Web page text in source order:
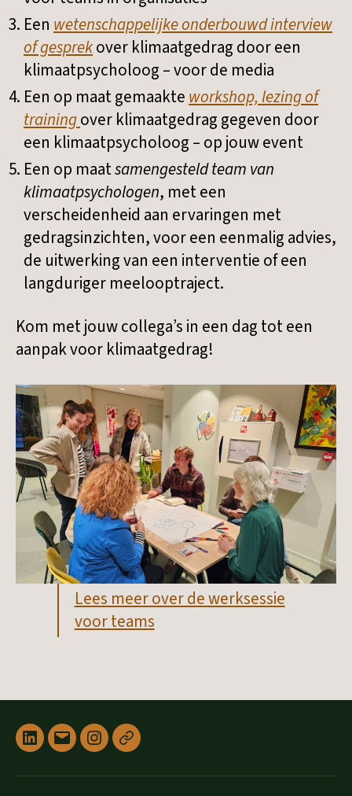
Een wetenschappelijke onderbouwd interview
of gesprekover klimaatgedrag door een
klimaatpsycholoog – voor de media
Een op maat gemaakte workshop, lezing of
trainingover klimaatgedrag gegeven door
een klimaatpsycholoog – op jouw event
Een op maatsamengesteld team van
klimaatpsychologen, met een
verscheidenheid aan ervaringen met
gedragsinzichten, voor een eenmalig advies,
de uitwerking van een interventie of een
langduriger meelooptraject.
Kom met jouw collega’s in een dag tot een
aanpak voor klimaatgedrag!
Lees meer over de werksessie
voor teams
Linked
E-
InstagramPrivacyverklaring